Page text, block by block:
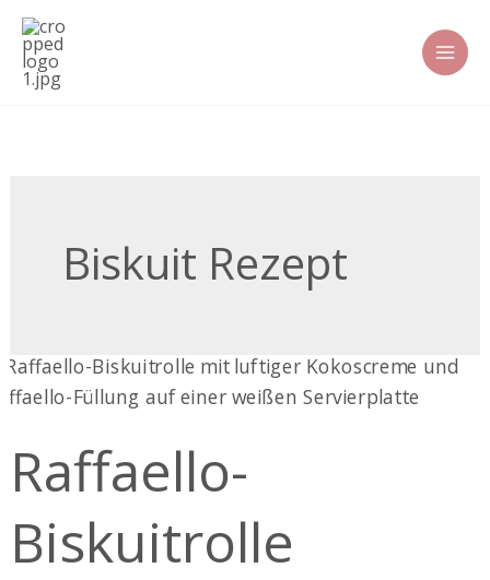
Zum
Inhalt
springen
Biskuit Rezept
Raffaello-
Biskuitrolle
Raffaello-
Biskuitrolle